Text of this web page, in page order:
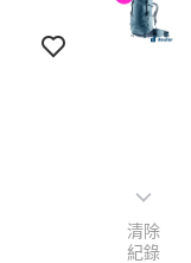
清除
紀錄